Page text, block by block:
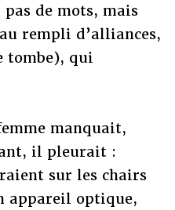
de mots, mais
rempli d’alliances,
tombe), qui
manquait,
il pleurait :
sur les chairs
appareil optique,